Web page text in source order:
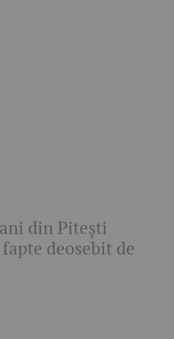
din Pitești
deosebit de